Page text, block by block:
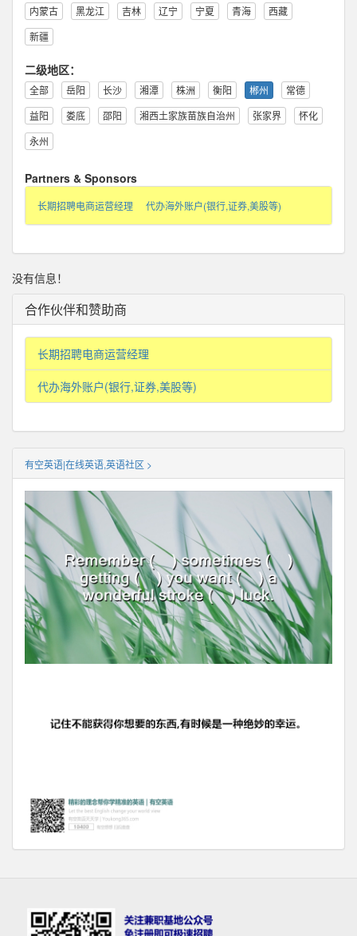
内蒙古
黑龙江 吉林 辽宁 宁夏 青海
西藏
新疆
二级地区：
全部 岳阳 长沙 湘潭 株洲 衡阳 郴州
常德
益阳
娄底 邵阳 湘西土家族苗族自治州 张家界
怀化
永州
Partners & Sponsors
长期招聘电商运营经理 代办海外账户(银行,证券,美股等)
没有信息！
合作伙伴和赞助商
长期招聘电商运营经理
代办海外账户(银行,证券,美股等)
有空英语|在线英语,英语社区 >